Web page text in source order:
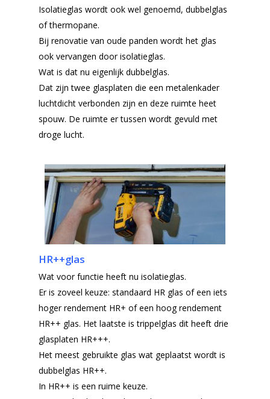
Isolatieglas wordt ook wel genoemd, dubbelglas
of thermopane.
Bij renovatie van oude panden wordt het glas
ook vervangen door isolatieglas.
Wat is dat nu eigenlijk dubbelglas.
Dat zijn twee glasplaten die een metalenkader
luchtdicht verbonden zijn en deze ruimte heet
spouw. De ruimte er tussen wordt gevuld met
droge lucht.
HR++glas
Wat voor functie heeft nu isolatieglas.
Er is zoveel keuze: standaard HR glas of een iets
hoger rendement HR+ of een hoog rendement
HR++ glas. Het laatste is trippelglas dit heeft drie
glasplaten HR+++.
Het meest gebruikte glas wat geplaatst wordt is
dubbelglas HR++.
In HR++ is een ruime keuze.